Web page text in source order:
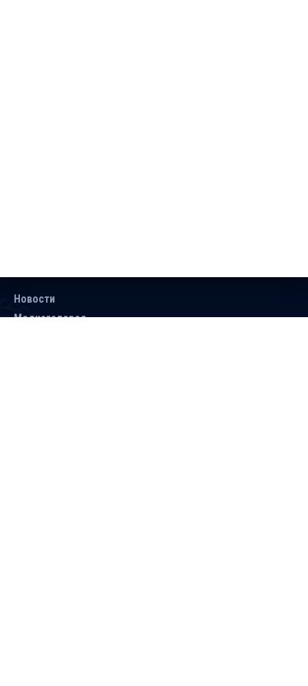
Новости
Медиагалерея